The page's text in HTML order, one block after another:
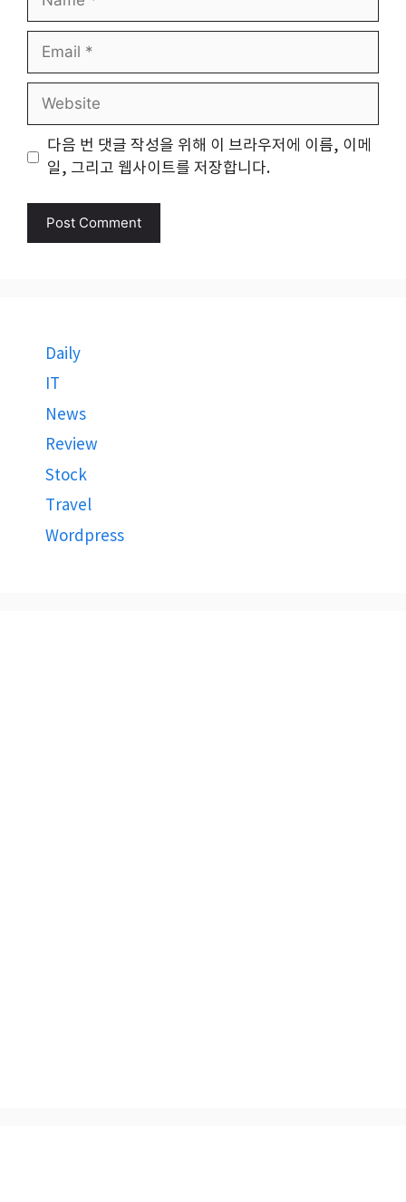
Email
Website
다음 번 댓글 작성을 위해 이 브라우저에 이름, 이메
일, 그리고 웹사이트를 저장합니다.
Daily
IT
News
Review
Stock
Travel
Wordpress